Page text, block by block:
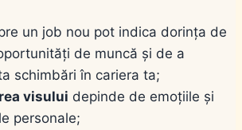
un job nou pot indica dorința de
de muncă și de a
schimbări în cariera ta;
visului depinde de emoțiile și
personale;